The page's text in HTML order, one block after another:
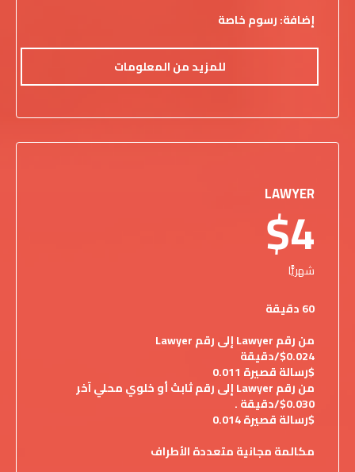
إضافة: رسوم خاصة
للمزيد من المعلومات
LAWYER
$4
شهريًّا
60 دقيقة
من رقم Lawyer إلى رقم Lawyer
$0.024/دقيقة
$رسالة قصيرة 0.011
من رقم Lawyer إلى رقم ثابث أو خلوي محلي آخر
$0.030/دقيقة .
$رسالة قصيرة 0.014
مكالمة مجانية متعددة الأطراف